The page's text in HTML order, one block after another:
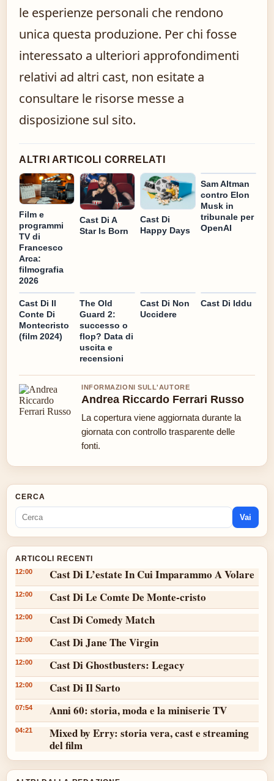
le esperienze personali che rendono
unica questa produzione. Per chi fosse
interessato a ulteriori approfondimenti
relativi ad altri cast, non esitate a
consultare le risorse messe a
disposizione sul sito.
ALTRI ARTICOLI CORRELATI
Film e
programmi
TV di
Francesco
Arca:
filmografia
2026
Cast Di A
Star Is Born
Cast Di
Happy Days
Sam Altman
contro Elon
Musk in
tribunale per
OpenAI
Cast Di Il
Conte Di
Montecristo
(film 2024)
The Old
Guard 2:
successo o
flop? Data di
uscita e
recensioni
Cast Di Non
Uccidere
Cast Di Iddu
INFORMAZIONI SULL'AUTORE
Andrea Riccardo Ferrari Russo
La copertura viene aggiornata durante la
giornata con controllo trasparente delle
fonti.
CERCA
Vai
ARTICOLI RECENTI
12:00 Cast Di L’estate In Cui Imparammo A Volare
12:00 Cast Di Le Comte De Monte-cristo
12:00 Cast Di Comedy Match
12:00 Cast Di Jane The Virgin
12:00 Cast Di Ghostbusters: Legacy
12:00 Cast Di Il Sarto
07:54 Anni 60: storia, moda e la miniserie TV
04:21
Mixed by Erry: storia vera, cast e streaming
del film